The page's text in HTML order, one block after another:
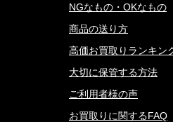
NGなもの・OKなもの
商品の送り方
高価お買取りランキン
大切に保管する方法
ご利用者様の声
お買取りに関するFAQ